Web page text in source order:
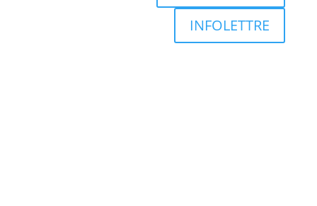
INFOLETTRE